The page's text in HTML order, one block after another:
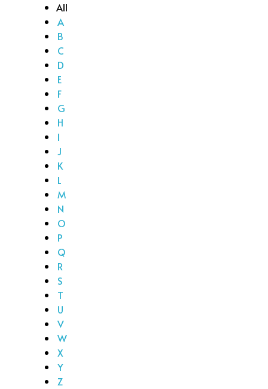
All
A
B
C
D
E
F
G
H
I
J
K
L
M
N
O
P
Q
R
S
T
U
V
W
X
Y
Z